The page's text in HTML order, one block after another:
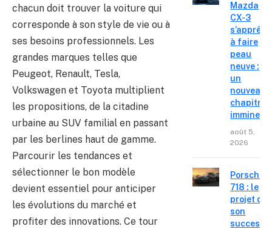
chacun doit trouver la voiture qui
corresponde à son style de vie ou à
ses besoins professionnels. Les
grandes marques telles que
Peugeot, Renault, Tesla,
Volkswagen et Toyota multiplient
les propositions, de la citadine
urbaine au SUV familial en passant
par les berlines haut de gamme.
Parcourir les tendances et
sélectionner le bon modèle
devient essentiel pour anticiper
les évolutions du marché et
profiter des innovations. Ce tour
Mazda
CX-3
s’apprête
à faire
peau
neuve :
un
nouveau
chapitre
imminent
août 5,
2026
Porsche
718 : le
projet de
son